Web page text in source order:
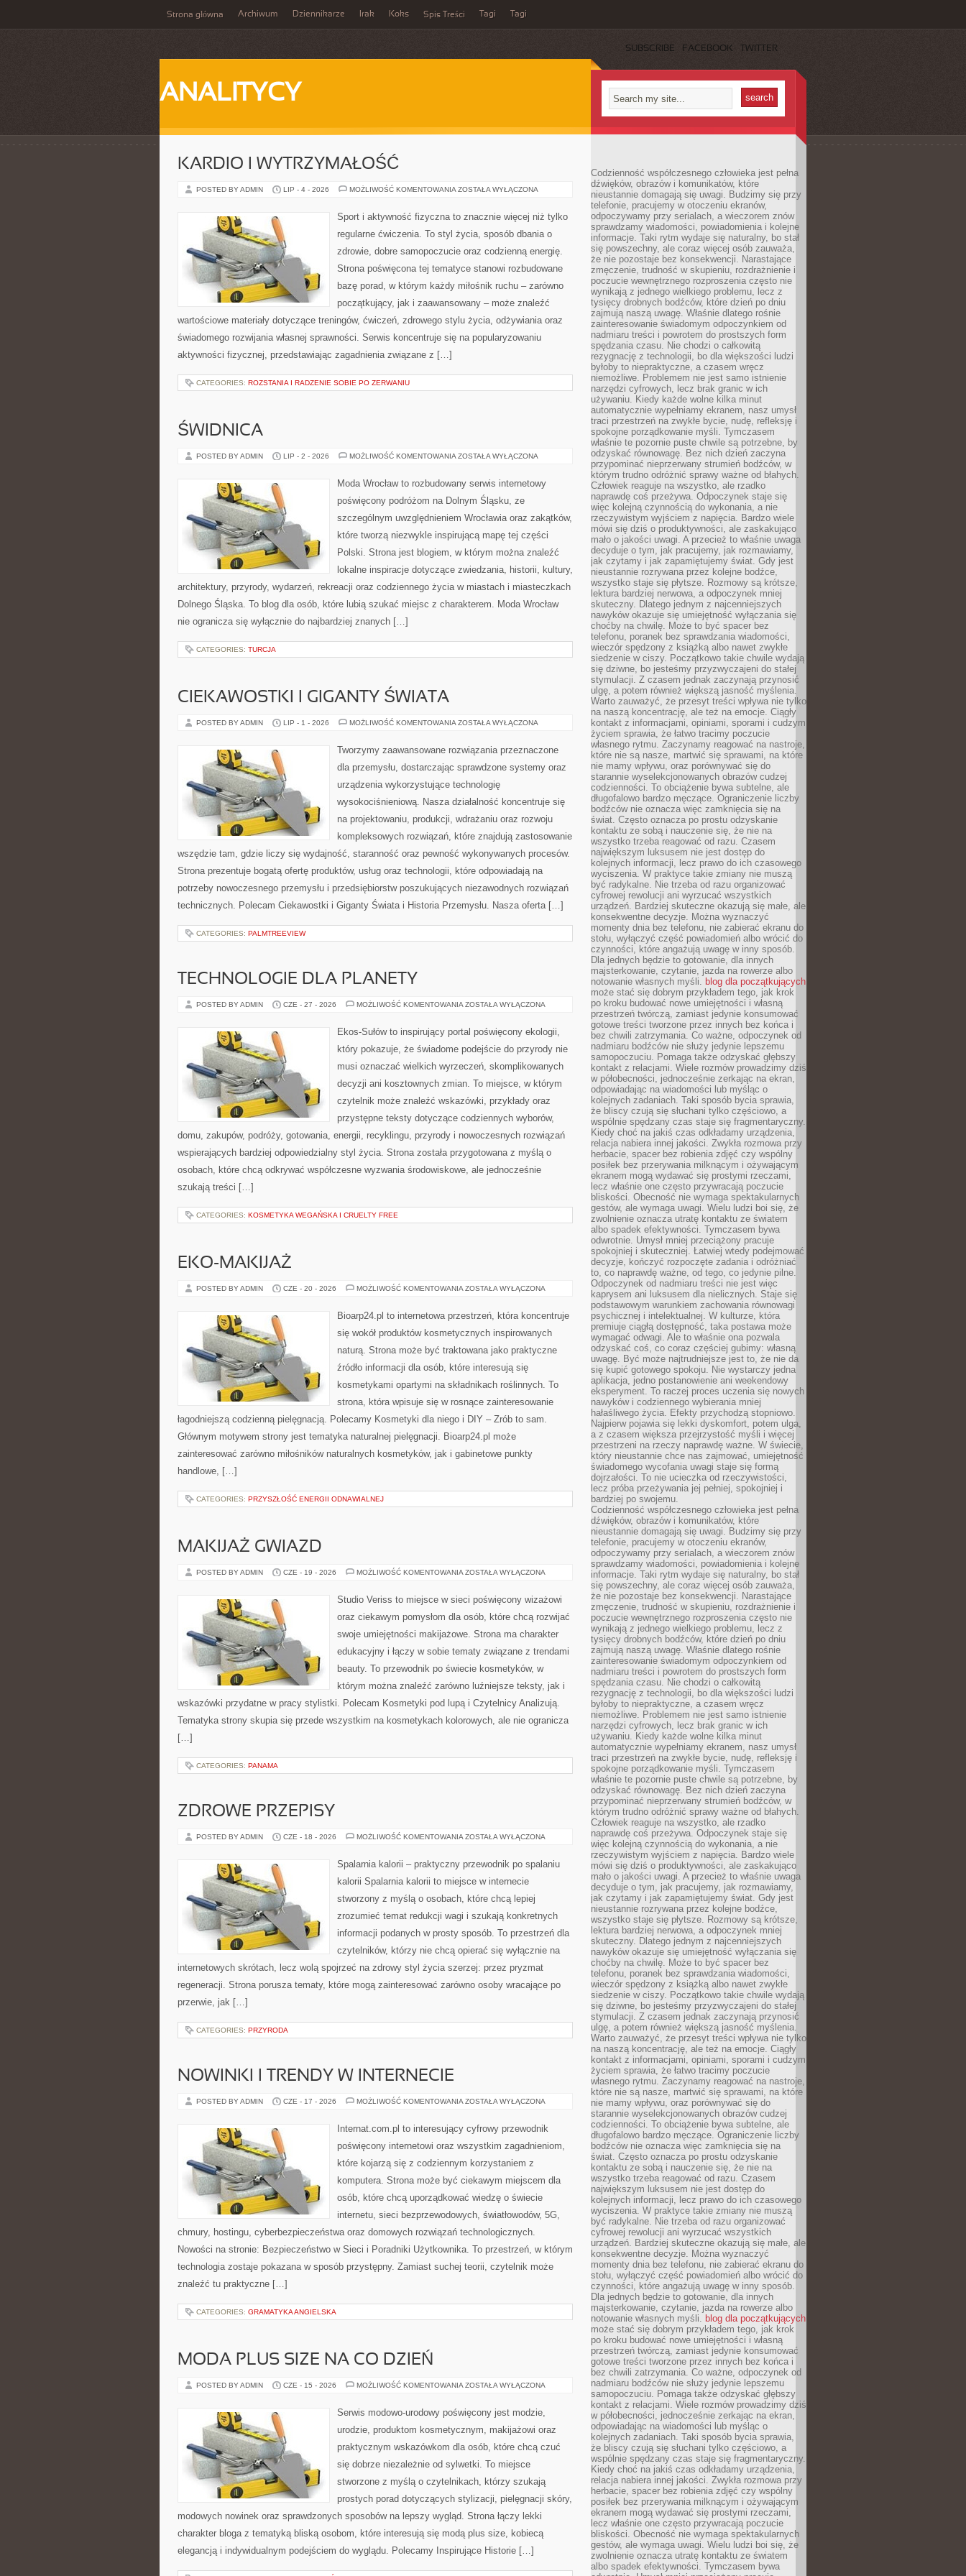
Strona główna Archiwum Dziennikarze Irak Koks Spis Treści Tagi Tagi
SUBSCRIBE FACEBOOK TWITTER
ANALITYCY
KARDIO I WYTRZYMAŁOŚĆ
POSTED BY ADMIN LIP - 4 - 2026 MOŻLIWOŚĆ KOMENTOWANIA KARDIO
ZOSTAŁA WYŁĄCZONA
Sport i aktywność fizyczna to znacznie więcej niż tylko
regularne ćwiczenia. To styl życia, sposób dbania o
zdrowie, dobre samopoczucie oraz codzienną energię.
Strona poświęcona tej tematyce stanowi rozbudowane
bazę porad, w którym każdy miłośnik ruchu – zarówno
początkujący, jak i zaawansowany – może znaleźć
wartościowe materiały dotyczące treningów, ćwiczeń, zdrowego stylu życia, odżywiania oraz
świadomego rozwijania własnej sprawności. Serwis koncentruje się na popularyzowaniu
aktywności fizycznej, przedstawiając zagadnienia związane z […]
CATEGORIES: ROZSTANIA I RADZENIE SOBIE PO ZERWANIU
ŚWIDNICA
POSTED BY ADMIN LIP - 2 - 2026 MOŻLIWOŚĆ KOMENTOWANIA ŚWIDNICA
ZOSTAŁA WYŁĄCZONA
Moda Wrocław to rozbudowany serwis internetowy
poświęcony podróżom na Dolnym Śląsku, ze
szczególnym uwzględnieniem Wrocławia oraz zakątków,
które tworzą niezwykle inspirującą mapę tej części
Polski. Strona jest blogiem, w którym można znaleźć
lokalne inspiracje dotyczące zwiedzania, historii, kultury,
architektury, przyrody, wydarzeń, rekreacji oraz codziennego życia w miastach i miasteczkach
Dolnego Śląska. To blog dla osób, które lubią szukać miejsc z charakterem. Moda Wrocław
nie ogranicza się wyłącznie do najbardziej znanych […]
CATEGORIES: TURCJA
CIEKAWOSTKI I GIGANTY ŚWIATA
POSTED BY ADMIN LIP - 1 - 2026 MOŻLIWOŚĆ KOMENTOWANIA CIEKAWOSTKI
ŚWIATA
ZOSTAŁA WYŁĄCZONA
Tworzymy zaawansowane rozwiązania przeznaczone
dla przemysłu, dostarczając sprawdzone systemy oraz
urządzenia wykorzystujące technologię
wysokociśnieniową. Nasza działalność koncentruje się
na projektowaniu, produkcji, wdrażaniu oraz rozwoju
kompleksowych rozwiązań, które znajdują zastosowanie
wszędzie tam, gdzie liczy się wydajność, staranność oraz pewność wykonywanych procesów.
Strona prezentuje bogatą ofertę produktów, usług oraz technologii, które odpowiadają na
potrzeby nowoczesnego przemysłu i przedsiębiorstw poszukujących niezawodnych rozwiązań
technicznych. Polecam Ciekawostki i Giganty Świata i Historia Przemysłu. Nasza oferta […]
CATEGORIES: PALMTREEVIEW
TECHNOLOGIE DLA PLANETY
POSTED BY ADMIN CZE - 27 - 2026 MOŻLIWOŚĆ KOMENTOWANIA TECHNOLOGIE
ZOSTAŁA WYŁĄCZONA
Ekos-Sułów to inspirujący portal poświęcony ekologii,
który pokazuje, że świadome podejście do przyrody nie
musi oznaczać wielkich wyrzeczeń, skomplikowanych
decyzji ani kosztownych zmian. To miejsce, w którym
czytelnik może znaleźć wskazówki, przykłady oraz
przystępne teksty dotyczące codziennych wyborów,
domu, zakupów, podróży, gotowania, energii, recyklingu, przyrody i nowoczesnych rozwiązań
wspierających bardziej odpowiedzialny styl życia. Strona została przygotowana z myślą o
osobach, które chcą odkrywać współczesne wyzwania środowiskowe, ale jednocześnie
szukają treści […]
CATEGORIES: KOSMETYKA WEGAŃSKA I CRUELTY FREE
EKO-MAKIJAŻ
POSTED BY ADMIN CZE - 20 - 2026 MOŻLIWOŚĆ KOMENTOWANIA EKO-
ZOSTAŁA WYŁĄCZONA
Bioarp24.pl to internetowa przestrzeń, która koncentruje
się wokół produktów kosmetycznych inspirowanych
naturą. Strona może być traktowana jako praktyczne
źródło informacji dla osób, które interesują się
kosmetykami opartymi na składnikach roślinnych. To
strona, która wpisuje się w rosnące zainteresowanie
łagodniejszą codzienną pielęgnacją. Polecamy Kosmetyki dla niego i DIY – Zrób to sam.
Głównym motywem strony jest tematyka naturalnej pielęgnacji. Bioarp24.pl może
zainteresować zarówno miłośników naturalnych kosmetyków, jak i gabinetowe punkty
handlowe, […]
CATEGORIES: PRZYSZŁOŚĆ ENERGII ODNAWIALNEJ
MAKIJAŻ GWIAZD
POSTED BY ADMIN CZE - 19 - 2026 MOŻLIWOŚĆ KOMENTOWANIA MAKIJAŻ
ZOSTAŁA WYŁĄCZONA
Studio Veriss to miejsce w sieci poświęcony wizażowi
oraz ciekawym pomysłom dla osób, które chcą rozwijać
swoje umiejętności makijażowe. Strona ma charakter
edukacyjny i łączy w sobie tematy związane z trendami
beauty. To przewodnik po świecie kosmetyków, w
którym można znaleźć zarówno luźniejsze teksty, jak i
wskazówki przydatne w pracy stylistki. Polecam Kosmetyki pod lupą i Czytelnicy Analizują.
Tematyka strony skupia się przede wszystkim na kosmetykach kolorowych, ale nie ogranicza
[…]
CATEGORIES: PANAMA
ZDROWE PRZEPISY
POSTED BY ADMIN CZE - 18 - 2026 MOŻLIWOŚĆ KOMENTOWANIA ZDROWE
ZOSTAŁA WYŁĄCZONA
Spalarnia kalorii – praktyczny przewodnik po spalaniu
kalorii Spalarnia kalorii to miejsce w internecie
stworzony z myślą o osobach, które chcą lepiej
zrozumieć temat redukcji wagi i szukają konkretnych
informacji podanych w prosty sposób. To przestrzeń dla
czytelników, którzy nie chcą opierać się wyłącznie na
internetowych skrótach, lecz wolą spojrzeć na zdrowy styl życia szerzej: przez pryzmat
regeneracji. Strona porusza tematy, które mogą zainteresować zarówno osoby wracające po
przerwie, jak […]
CATEGORIES: PRZYRODA
NOWINKI I TRENDY W INTERNECIE
POSTED BY ADMIN CZE - 17 - 2026 MOŻLIWOŚĆ KOMENTOWANIA NOWINKI
INTERNECIE
ZOSTAŁA WYŁĄCZONA
Internat.com.pl to interesujący cyfrowy przewodnik
poświęcony internetowi oraz wszystkim zagadnieniom,
które kojarzą się z codziennym korzystaniem z
komputera. Strona może być ciekawym miejscem dla
osób, które chcą uporządkować wiedzę o świecie
internetu, sieci bezprzewodowych, światłowodów, 5G,
chmury, hostingu, cyberbezpieczeństwa oraz domowych rozwiązań technologicznych.
Nowości na stronie: Bezpieczeństwo w Sieci i Poradniki Użytkownika. To przestrzeń, w którym
technologia zostaje pokazana w sposób przystępny. Zamiast suchej teorii, czytelnik może
znaleźć tu praktyczne […]
CATEGORIES: GRAMATYKA ANGIELSKA
MODA PLUS SIZE NA CO DZIEŃ
POSTED BY ADMIN CZE - 15 - 2026 MOŻLIWOŚĆ KOMENTOWANIA MODA
NA
CO
ZOSTAŁA WYŁĄCZONA
Serwis modowo-urodowy poświęcony jest modzie,
urodzie, produktom kosmetycznym, makijażowi oraz
praktycznym wskazówkom dla osób, które chcą czuć
się dobrze niezależnie od sylwetki. To miejsce
stworzone z myślą o czytelnikach, którzy szukają
prostych porad dotyczących stylizacji, pielęgnacji skóry,
modowych nowinek oraz sprawdzonych sposobów na lepszy wygląd. Strona łączy lekki
charakter bloga z tematyką bliską osobom, które interesują się modą plus size, kobiecą
elegancją i indywidualnym podejściem do wyglądu. Polecamy Inspirujące Historie […]
Codzienność współczesnego człowieka jest pełna
dźwięków, obrazów i komunikatów, które
nieustannie domagają się uwagi. Budzimy się przy
telefonie, pracujemy w otoczeniu ekranów,
odpoczywamy przy serialach, a wieczorem znów
sprawdzamy wiadomości, powiadomienia i kolejne
informacje. Taki rytm wydaje się naturalny, bo stał
się powszechny, ale coraz więcej osób zauważa,
że nie pozostaje bez konsekwencji. Narastające
zmęczenie, trudność w skupieniu, rozdrażnienie i
poczucie wewnętrznego rozproszenia często nie
wynikają z jednego wielkiego problemu, lecz z
tysięcy drobnych bodźców, które dzień po dniu
zajmują naszą uwagę. Właśnie dlatego rośnie
zainteresowanie świadomym odpoczynkiem od
nadmiaru treści i powrotem do prostszych form
spędzania czasu. Nie chodzi o całkowitą
rezygnację z technologii, bo dla większości ludzi
byłoby to niepraktyczne, a czasem wręcz
niemożliwe. Problemem nie jest samo istnienie
narzędzi cyfrowych, lecz brak granic w ich
używaniu. Kiedy każde wolne kilka minut
automatycznie wypełniamy ekranem, nasz umysł
traci przestrzeń na zwykłe bycie, nudę, refleksję i
spokojne porządkowanie myśli. Tymczasem
właśnie te pozornie puste chwile są potrzebne, by
odzyskać równowagę. Bez nich dzień zaczyna
przypominać nieprzerwany strumień bodźców, w
którym trudno odróżnić sprawy ważne od błahych.
Człowiek reaguje na wszystko, ale rzadko
naprawdę coś przeżywa. Odpoczynek staje się
więc kolejną czynnością do wykonania, a nie
rzeczywistym wyjściem z napięcia. Bardzo wiele
mówi się dziś o produktywności, ale zaskakująco
mało o jakości uwagi. A przecież to właśnie uwaga
decyduje o tym, jak pracujemy, jak rozmawiamy,
jak czytamy i jak zapamiętujemy świat. Gdy jest
nieustannie rozrywana przez kolejne bodźce,
wszystko staje się płytsze. Rozmowy są krótsze,
lektura bardziej nerwowa, a odpoczynek mniej
skuteczny. Dlatego jednym z najcenniejszych
nawyków okazuje się umiejętność wyłączania się
choćby na chwilę. Może to być spacer bez
telefonu, poranek bez sprawdzania wiadomości,
wieczór spędzony z książką albo nawet zwykłe
siedzenie w ciszy. Początkowo takie chwile wydają
się dziwne, bo jesteśmy przyzwyczajeni do stałej
stymulacji. Z czasem jednak zaczynają przynosić
ulgę, a potem również większą jasność myślenia.
Warto zauważyć, że przesyt treści wpływa nie tylko
na naszą koncentrację, ale też na emocje. Ciągły
kontakt z informacjami, opiniami, sporami i cudzym
życiem sprawia, że łatwo tracimy poczucie
własnego rytmu. Zaczynamy reagować na nastroje,
które nie są nasze, martwić się sprawami, na które
nie mamy wpływu, oraz porównywać się do
starannie wyselekcjonowanych obrazów cudzej
codzienności. To obciążenie bywa subtelne, ale
długofalowo bardzo męczące. Ograniczenie liczby
bodźców nie oznacza więc zamknięcia się na
świat. Często oznacza po prostu odzyskanie
kontaktu ze sobą i nauczenie się, że nie na
wszystko trzeba reagować od razu. Czasem
największym luksusem nie jest dostęp do
kolejnych informacji, lecz prawo do ich czasowego
wyciszenia. W praktyce takie zmiany nie muszą
być radykalne. Nie trzeba od razu organizować
cyfrowej rewolucji ani wyrzucać wszystkich
urządzeń. Bardziej skuteczne okazują się małe, ale
konsekwentne decyzje. Można wyznaczyć
momenty dnia bez telefonu, nie zabierać ekranu do
stołu, wyłączyć część powiadomień albo wrócić do
czynności, które angażują uwagę w inny sposób.
Dla jednych będzie to gotowanie, dla innych
majsterkowanie, czytanie, jazda na rowerze albo
notowanie własnych myśli. blog dla początkujących
może stać się dobrym przykładem tego, jak krok
po kroku budować nowe umiejętności i własną
przestrzeń twórczą, zamiast jedynie konsumować
gotowe treści tworzone przez innych bez końca i
bez chwili zatrzymania. Co ważne, odpoczynek od
nadmiaru bodźców nie służy jedynie lepszemu
samopoczuciu. Pomaga także odzyskać głębszy
kontakt z relacjami. Wiele rozmów prowadzimy dziś
w półobecności, jednocześnie zerkając na ekran,
odpowiadając na wiadomości lub myśląc o
kolejnych zadaniach. Taki sposób bycia sprawia,
że bliscy czują się słuchani tylko częściowo, a
wspólnie spędzany czas staje się fragmentaryczny.
Kiedy choć na jakiś czas odkładamy urządzenia,
relacja nabiera innej jakości. Zwykła rozmowa przy
herbacie, spacer bez robienia zdjęć czy wspólny
posiłek bez przerywania milknącym i ożywającym
ekranem mogą wydawać się prostymi rzeczami,
lecz właśnie one często przywracają poczucie
bliskości. Obecność nie wymaga spektakularnych
gestów, ale wymaga uwagi. Wielu ludzi boi się, że
zwolnienie oznacza utratę kontaktu ze światem
albo spadek efektywności. Tymczasem bywa
odwrotnie. Umysł mniej przeciążony pracuje
spokojniej i skuteczniej. Łatwiej wtedy podejmować
decyzje, kończyć rozpoczęte zadania i odróżniać
to, co naprawdę ważne, od tego, co jedynie pilne.
Odpoczynek od nadmiaru treści nie jest więc
kaprysem ani luksusem dla nielicznych. Staje się
podstawowym warunkiem zachowania równowagi
psychicznej i intelektualnej. W kulturze, która
premiuje ciągłą dostępność, taka postawa może
wymagać odwagi. Ale to właśnie ona pozwala
odzyskać coś, co coraz częściej gubimy: własną
uwagę. Być może najtrudniejsze jest to, że nie da
się kupić gotowego spokoju. Nie wystarczy jedna
aplikacja, jedno postanowienie ani weekendowy
eksperyment. To raczej proces uczenia się nowych
nawyków i codziennego wybierania mniej
hałaśliwego życia. Efekty przychodzą stopniowo.
Najpierw pojawia się lekki dyskomfort, potem ulga,
a z czasem większa przejrzystość myśli i więcej
przestrzeni na rzeczy naprawdę ważne. W świecie,
który nieustannie chce nas zajmować, umiejętność
świadomego wycofania uwagi staje się formą
dojrzałości. To nie ucieczka od rzeczywistości,
lecz próba przeżywania jej pełniej, spokojniej i
bardziej po swojemu.
Codzienność współczesnego człowieka jest pełna
dźwięków, obrazów i komunikatów, które
nieustannie domagają się uwagi. Budzimy się przy
telefonie, pracujemy w otoczeniu ekranów,
odpoczywamy przy serialach, a wieczorem znów
sprawdzamy wiadomości, powiadomienia i kolejne
informacje. Taki rytm wydaje się naturalny, bo stał
się powszechny, ale coraz więcej osób zauważa,
że nie pozostaje bez konsekwencji. Narastające
zmęczenie, trudność w skupieniu, rozdrażnienie i
poczucie wewnętrznego rozproszenia często nie
wynikają z jednego wielkiego problemu, lecz z
tysięcy drobnych bodźców, które dzień po dniu
zajmują naszą uwagę. Właśnie dlatego rośnie
zainteresowanie świadomym odpoczynkiem od
nadmiaru treści i powrotem do prostszych form
spędzania czasu. Nie chodzi o całkowitą
rezygnację z technologii, bo dla większości ludzi
byłoby to niepraktyczne, a czasem wręcz
niemożliwe. Problemem nie jest samo istnienie
narzędzi cyfrowych, lecz brak granic w ich
używaniu. Kiedy każde wolne kilka minut
automatycznie wypełniamy ekranem, nasz umysł
traci przestrzeń na zwykłe bycie, nudę, refleksję i
spokojne porządkowanie myśli. Tymczasem
właśnie te pozornie puste chwile są potrzebne, by
odzyskać równowagę. Bez nich dzień zaczyna
przypominać nieprzerwany strumień bodźców, w
którym trudno odróżnić sprawy ważne od błahych.
Człowiek reaguje na wszystko, ale rzadko
naprawdę coś przeżywa. Odpoczynek staje się
więc kolejną czynnością do wykonania, a nie
rzeczywistym wyjściem z napięcia. Bardzo wiele
mówi się dziś o produktywności, ale zaskakująco
mało o jakości uwagi. A przecież to właśnie uwaga
decyduje o tym, jak pracujemy, jak rozmawiamy,
jak czytamy i jak zapamiętujemy świat. Gdy jest
nieustannie rozrywana przez kolejne bodźce,
wszystko staje się płytsze. Rozmowy są krótsze,
lektura bardziej nerwowa, a odpoczynek mniej
skuteczny. Dlatego jednym z najcenniejszych
nawyków okazuje się umiejętność wyłączania się
choćby na chwilę. Może to być spacer bez
telefonu, poranek bez sprawdzania wiadomości,
wieczór spędzony z książką albo nawet zwykłe
siedzenie w ciszy. Początkowo takie chwile wydają
się dziwne, bo jesteśmy przyzwyczajeni do stałej
stymulacji. Z czasem jednak zaczynają przynosić
ulgę, a potem również większą jasność myślenia.
Warto zauważyć, że przesyt treści wpływa nie tylko
na naszą koncentrację, ale też na emocje. Ciągły
kontakt z informacjami, opiniami, sporami i cudzym
życiem sprawia, że łatwo tracimy poczucie
własnego rytmu. Zaczynamy reagować na nastroje,
które nie są nasze, martwić się sprawami, na które
nie mamy wpływu, oraz porównywać się do
starannie wyselekcjonowanych obrazów cudzej
codzienności. To obciążenie bywa subtelne, ale
długofalowo bardzo męczące. Ograniczenie liczby
bodźców nie oznacza więc zamknięcia się na
świat. Często oznacza po prostu odzyskanie
kontaktu ze sobą i nauczenie się, że nie na
wszystko trzeba reagować od razu. Czasem
największym luksusem nie jest dostęp do
kolejnych informacji, lecz prawo do ich czasowego
wyciszenia. W praktyce takie zmiany nie muszą
być radykalne. Nie trzeba od razu organizować
cyfrowej rewolucji ani wyrzucać wszystkich
urządzeń. Bardziej skuteczne okazują się małe, ale
konsekwentne decyzje. Można wyznaczyć
momenty dnia bez telefonu, nie zabierać ekranu do
stołu, wyłączyć część powiadomień albo wrócić do
czynności, które angażują uwagę w inny sposób.
Dla jednych będzie to gotowanie, dla innych
majsterkowanie, czytanie, jazda na rowerze albo
notowanie własnych myśli. blog dla początkujących
może stać się dobrym przykładem tego, jak krok
po kroku budować nowe umiejętności i własną
przestrzeń twórczą, zamiast jedynie konsumować
gotowe treści tworzone przez innych bez końca i
bez chwili zatrzymania. Co ważne, odpoczynek od
nadmiaru bodźców nie służy jedynie lepszemu
samopoczuciu. Pomaga także odzyskać głębszy
kontakt z relacjami. Wiele rozmów prowadzimy dziś
w półobecności, jednocześnie zerkając na ekran,
odpowiadając na wiadomości lub myśląc o
kolejnych zadaniach. Taki sposób bycia sprawia,
że bliscy czują się słuchani tylko częściowo, a
wspólnie spędzany czas staje się fragmentaryczny.
Kiedy choć na jakiś czas odkładamy urządzenia,
relacja nabiera innej jakości. Zwykła rozmowa przy
herbacie, spacer bez robienia zdjęć czy wspólny
posiłek bez przerywania milknącym i ożywającym
ekranem mogą wydawać się prostymi rzeczami,
lecz właśnie one często przywracają poczucie
bliskości. Obecność nie wymaga spektakularnych
gestów, ale wymaga uwagi. Wielu ludzi boi się, że
zwolnienie oznacza utratę kontaktu ze światem
albo spadek efektywności. Tymczasem bywa